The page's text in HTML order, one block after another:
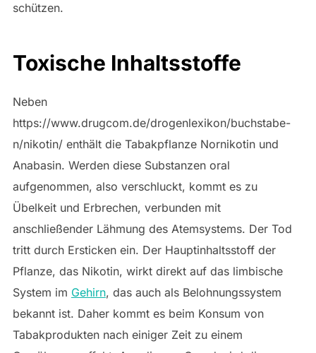
schützen.
Toxische Inhaltsstoffe
Neben
https://www.drugcom.de/drogenlexikon/buchstabe-
n/nikotin/ enthält die Tabakpflanze Nornikotin und
Anabasin. Werden diese Substanzen oral
aufgenommen, also verschluckt, kommt es zu
Übelkeit und Erbrechen, verbunden mit
anschließender Lähmung des Atemsystems. Der Tod
tritt durch Ersticken ein. Der Hauptinhaltsstoff der
Pflanze, das Nikotin, wirkt direkt auf das limbische
System im Gehirn, das auch als Belohnungssystem
bekannt ist. Daher kommt es beim Konsum von
Tabakprodukten nach einiger Zeit zu einem